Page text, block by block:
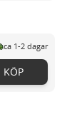
ca 1-2 dagar
KÖP